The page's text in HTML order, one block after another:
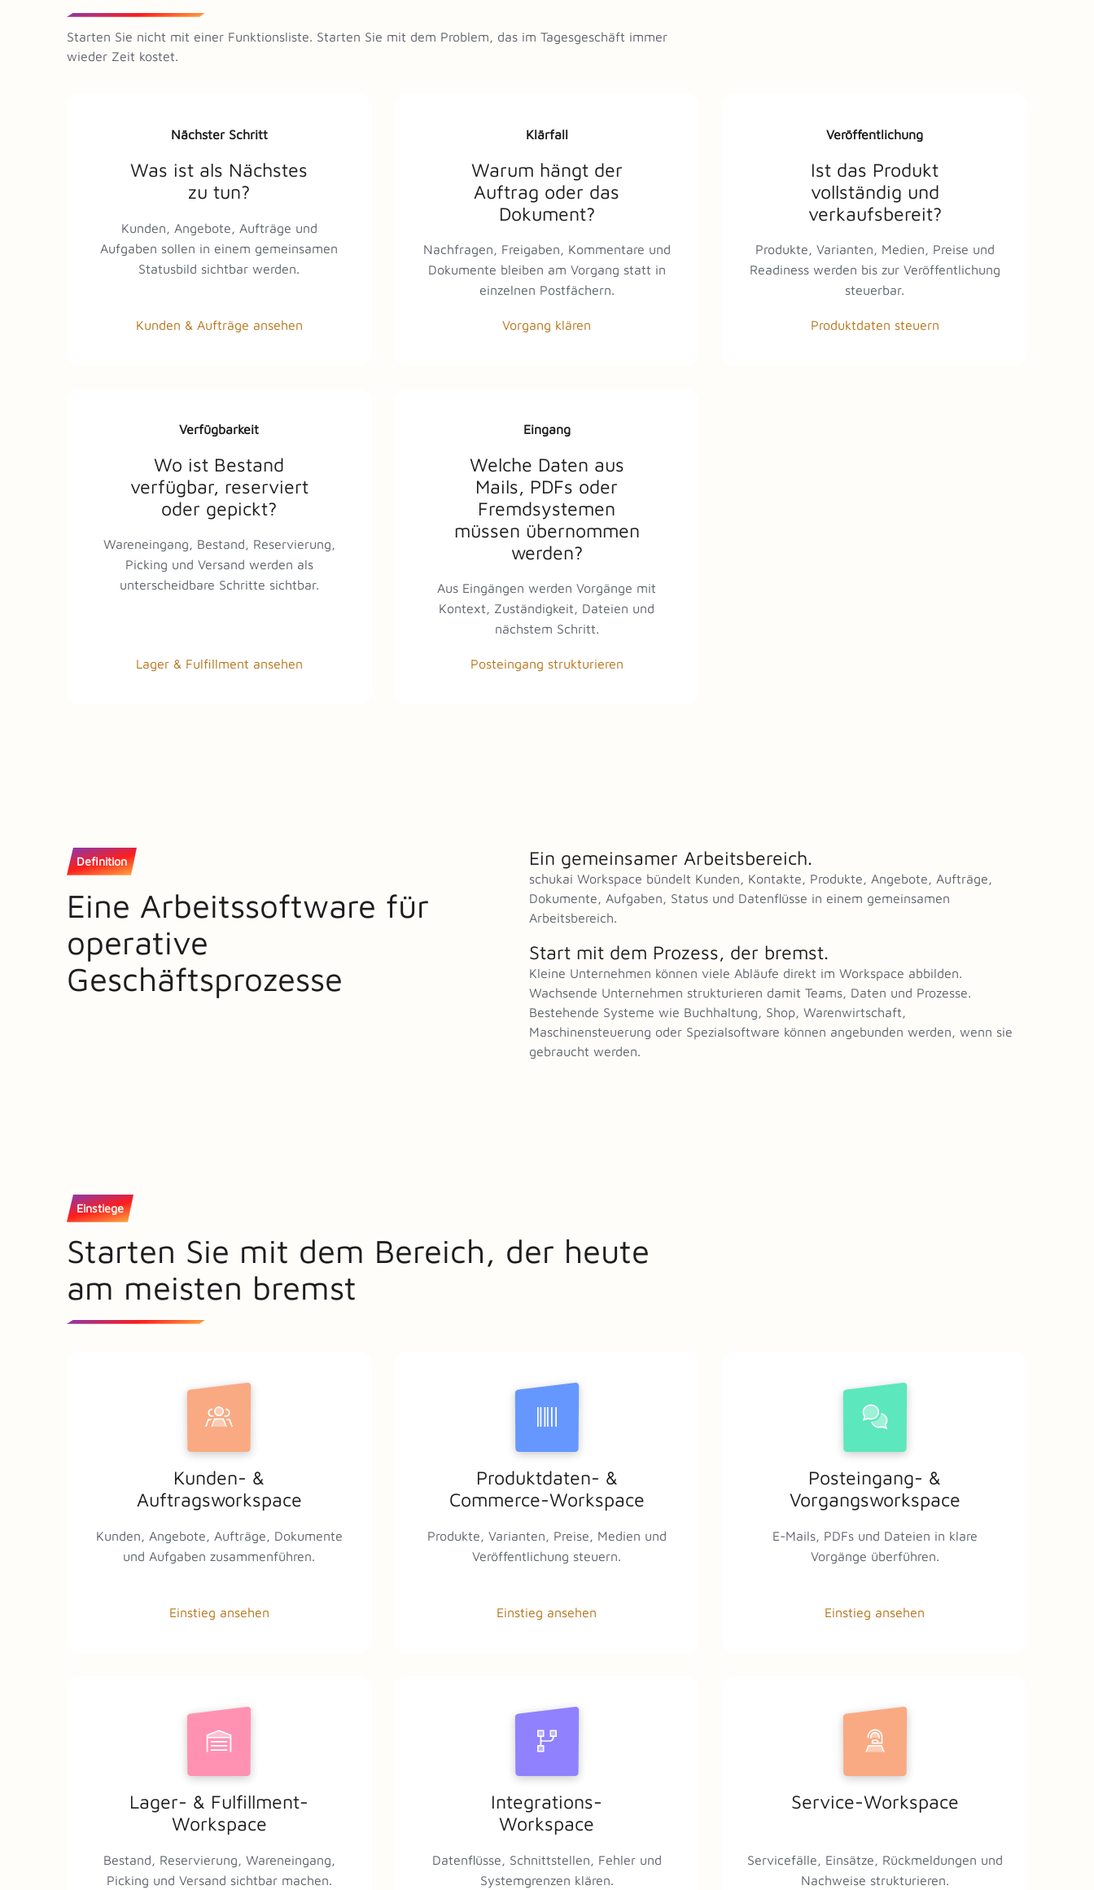
Starten Sie nicht mit einer Funktionsliste. Starten Sie mit dem Problem, das im Tagesgeschäft immer
wieder Zeit kostet.
Nächster Schritt
Was ist als Nächstes
zu tun?
Kunden, Angebote, Aufträge und
Aufgaben sollen in einem gemeinsamen
Statusbild sichtbar werden.
Kunden & Aufträge ansehen
Klärfall
Warum hängt der
Auftrag oder das
Dokument?
Nachfragen, Freigaben, Kommentare und
Dokumente bleiben am Vorgang statt in
einzelnen Postfächern.
Vorgang klären
Veröffentlichung
Ist das Produkt
vollständig und
verkaufsbereit?
Produkte, Varianten, Medien, Preise und
Readiness werden bis zur Veröffentlichung
steuerbar.
Produktdaten steuern
Verfügbarkeit
Wo ist Bestand
verfügbar, reserviert
oder gepickt?
Wareneingang, Bestand, Reservierung,
Picking und Versand werden als
unterscheidbare Schritte sichtbar.
Lager & Fulfillment ansehen
Eingang
Welche Daten aus
Mails, PDFs oder
Fremdsystemen
müssen übernommen
werden?
Aus Eingängen werden Vorgänge mit
Kontext, Zuständigkeit, Dateien und
nächstem Schritt.
Posteingang strukturieren
Definition
Eine Arbeitssoftware für
operative
Geschäftsprozesse
Ein gemeinsamer Arbeitsbereich.
schukai Workspace bündelt Kunden, Kontakte, Produkte, Angebote, Aufträge,
Dokumente, Aufgaben, Status und Datenflüsse in einem gemeinsamen
Arbeitsbereich.
Start mit dem Prozess, der bremst.
Kleine Unternehmen können viele Abläufe direkt im Workspace abbilden.
Wachsende Unternehmen strukturieren damit Teams, Daten und Prozesse.
Bestehende Systeme wie Buchhaltung, Shop, Warenwirtschaft,
Maschinensteuerung oder Spezialsoftware können angebunden werden, wenn sie
gebraucht werden.
Einstiege
Starten Sie mit dem Bereich, der heute
am meisten bremst
Kunden- &
Auftragsworkspace
Kunden, Angebote, Aufträge, Dokumente
und Aufgaben zusammenführen.
Einstieg ansehen
Produktdaten- &
Commerce-Workspace
Produkte, Varianten, Preise, Medien und
Veröffentlichung steuern.
Einstieg ansehen
Posteingang- &
Vorgangsworkspace
E-Mails, PDFs und Dateien in klare
Vorgänge überführen.
Einstieg ansehen
Lager- & Fulfillment-
Workspace
Bestand, Reservierung, Wareneingang,
Picking und Versand sichtbar machen.
Integrations-
Workspace
Datenflüsse, Schnittstellen, Fehler und
Systemgrenzen klären.
Service-Workspace
Servicefälle, Einsätze, Rückmeldungen und
Nachweise strukturieren.